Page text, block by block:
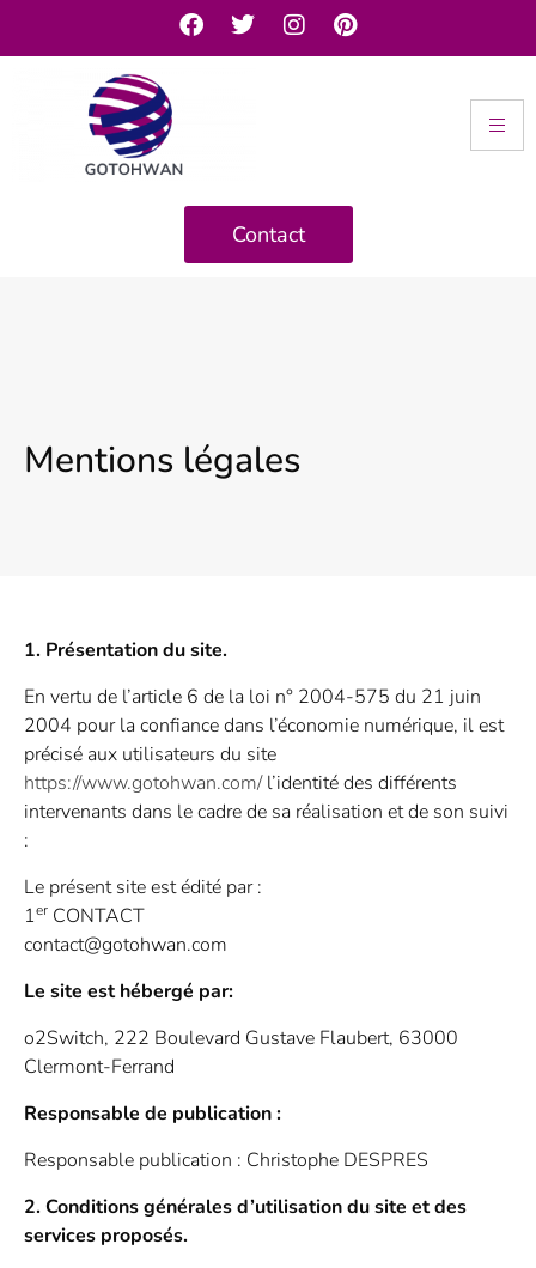
Contact
Mentions légales
1. Présentation du site.
En vertu de l’article 6 de la loi n° 2004-575 du 21 juin
2004 pour la confiance dans l’économie numérique, il est
précisé aux utilisateurs du site
https://www.gotohwan.com/l’identité des différents
intervenants dans le cadre de sa réalisation et de son suivi
:
Le présent site est édité par :
1er CONTACT
contact@gotohwan.com
Le site est hébergé par:
o2Switch, 222 Boulevard Gustave Flaubert, 63000
Clermont-Ferrand
Responsable de publication :
Responsable publication : Christophe DESPRES
2. Conditions générales d’utilisation du site et des
services proposés.